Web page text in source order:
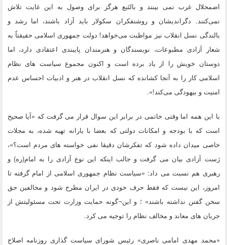
اضمحلال غرب نمی بینند و بالتَبع هرگز برای وصول به این غایت تلاش
نمی‌کنند. دگراندیشان و روشنفکران سکولار باید آزاد باشند، اما رشد و
بالندگی نسل انقلاب نیز مواظبت می‌خواهد! دولت جمهوری اسلامی حقیقتاً به
شعار آزادی مطبوعات، نویسندگان و هنرمندان پایبندی اعتقادی دارد، اما
دوستان خویش را از یاد برده است و اکنون مجموع سیاست های نظام
اسلامی کار را به آنجا کشانده که نسل انقلاب در هنر و ادبیات احساس عدم
امنیت و بیهودگی می‌کند!».
با این همه اما وقتی خاتمی در برابر این سوال قرار می گرفت که «آیا صحیح
است که با بودجه و امکانات دولتی که بعضا با یارانه تهیه شده، به مجلات
خاصی میدان داده شود که تفکرشان دقیقا نفی خواسته های مردم است؟»،
ژست آزادی بیان می گرفت و جالب اینکه این نوع آزادی را به امام(ره) و
رهبری هم نسبت می داد: «سیاست نظام جمهوری اسلامی از امام گرفته تا
امروز، این نیست که فقط حرف خودی در ایران مطرح شود و مخالفین حق
سخن گفتن نداشته باشند» ؛ و این¬گونه حمایت وزارت تحت مسئولیتش از
جریان های معاند و مخالف نظام را توجیه می کرد.
«محمد مهدی امامی ناصری» رئیس شورای سیاست گذاری روزنامه اصلاح